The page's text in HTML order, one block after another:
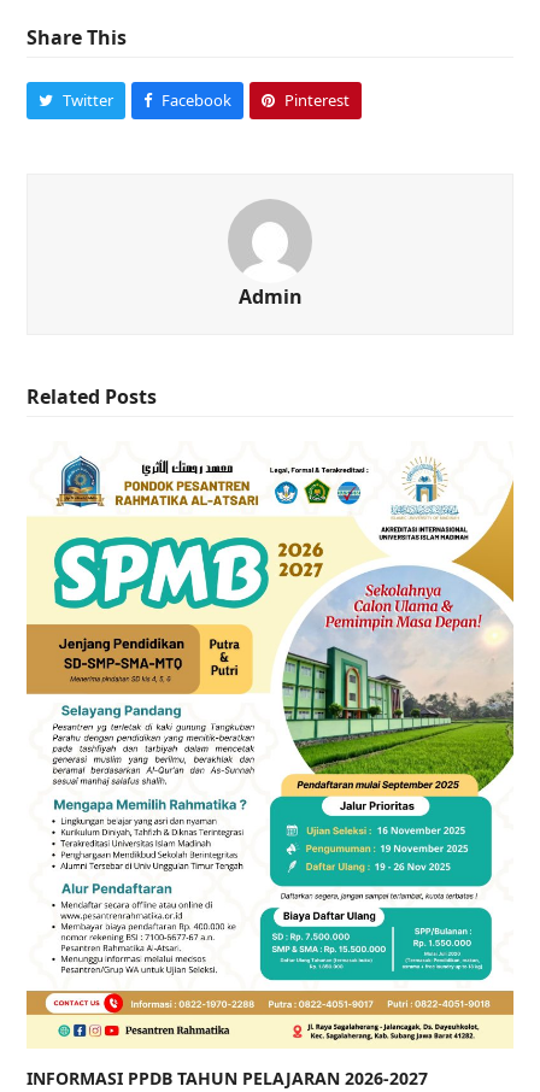
Share This
Twitter Facebook Pinterest
Admin
Related Posts
INFORMASI PPDB TAHUN PELAJARAN 2026-2027